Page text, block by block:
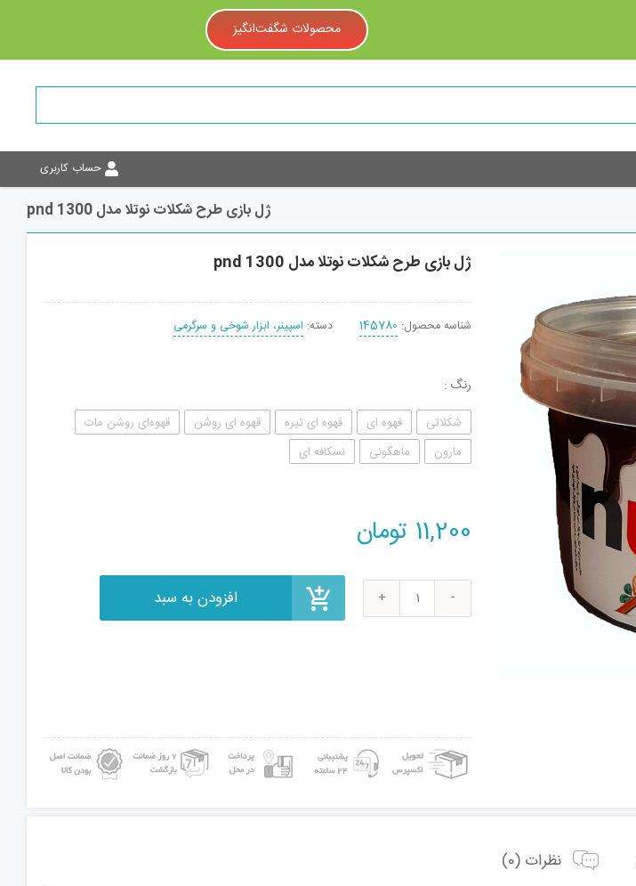
محصولات شگفت‌انگیز
حساب کاربری
ژل بازی طرح شکلات نوتلا مدل pnd 1300
ژل بازی طرح شکلات نوتلا مدل pnd 1300
شناسه محصول: 145780 دسته: اسپینر، ابزار شوخی و سرگرمی
رنگ
شکلاتی قهوه ای قهوه ای تیره قهوه ای روشن
قهوه‌ای روشن مات
مارون
ماهگونی نسکافه ای
11,200 تومان
ژل
1300
عدد
نظرات (0)